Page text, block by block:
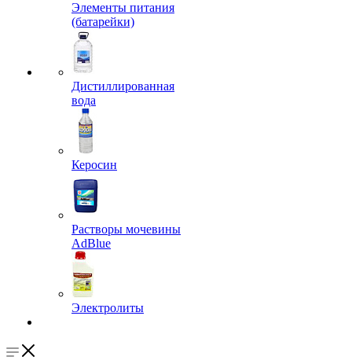
Элементы питания
(батарейки)
Дистиллированная
вода
Керосин
Растворы мочевины
AdBlue
Электролиты